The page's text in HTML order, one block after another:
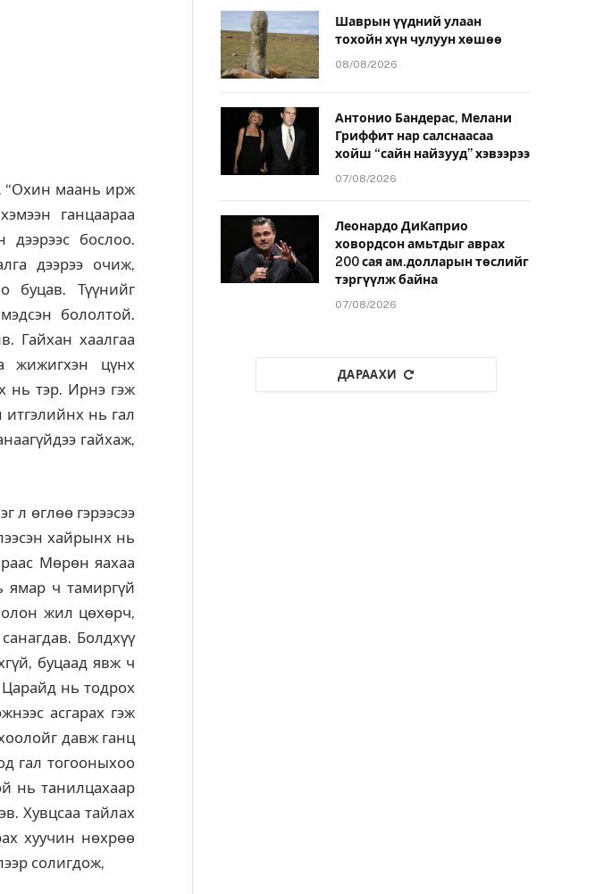
“Охин маань ирж
ганцаараа
бослоо.
дээрээ очиж,
буцав. Түүнийг
бололтой.
Гайхан хаалгаа
жижигхэн цүнх
нь тэр. Ирнэ гэж
итгэлийнх нь гал
гайхаж,
л өглөө гэрээсээ
хайрынх нь
Мөрөн яахаа
ямар ч тамиргүй
жил цөхөрч,
Болдхүү
буцаад явж ч
нь тодрох
асгарах гэж
давж ганц
гал тогооныхоо
нь танилцахаар
Хувцсаа тайлах
хуучин нөхрөө
солигдож,
Шаврын үүдний улаан
тохойн хүн чулуун хөшөө
08/08/2026
Антонио Бандерас, Мелани
Гриффит нар салснаасаа
хойш “сайн найзууд” хэвээрээ
07/08/2026
Леонардо ДиКаприо
ховордсон амьтдыг аврах
200 сая ам.долларын төслийг
тэргүүлж байна
07/08/2026
ДАРААХИ